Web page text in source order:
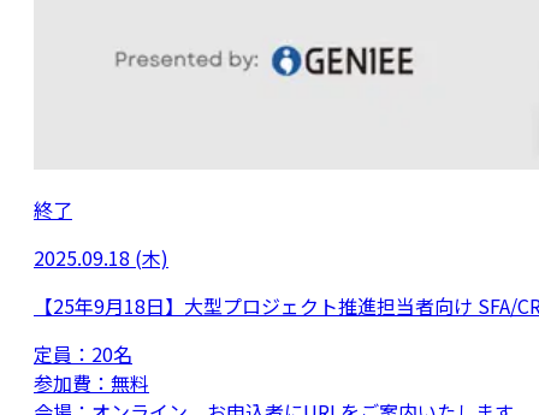
終了
2025.09.18 (木)
【25年9月18日】大型プロジェクト推進担当者向け SFA/
定員： 20名
参加費： 無料